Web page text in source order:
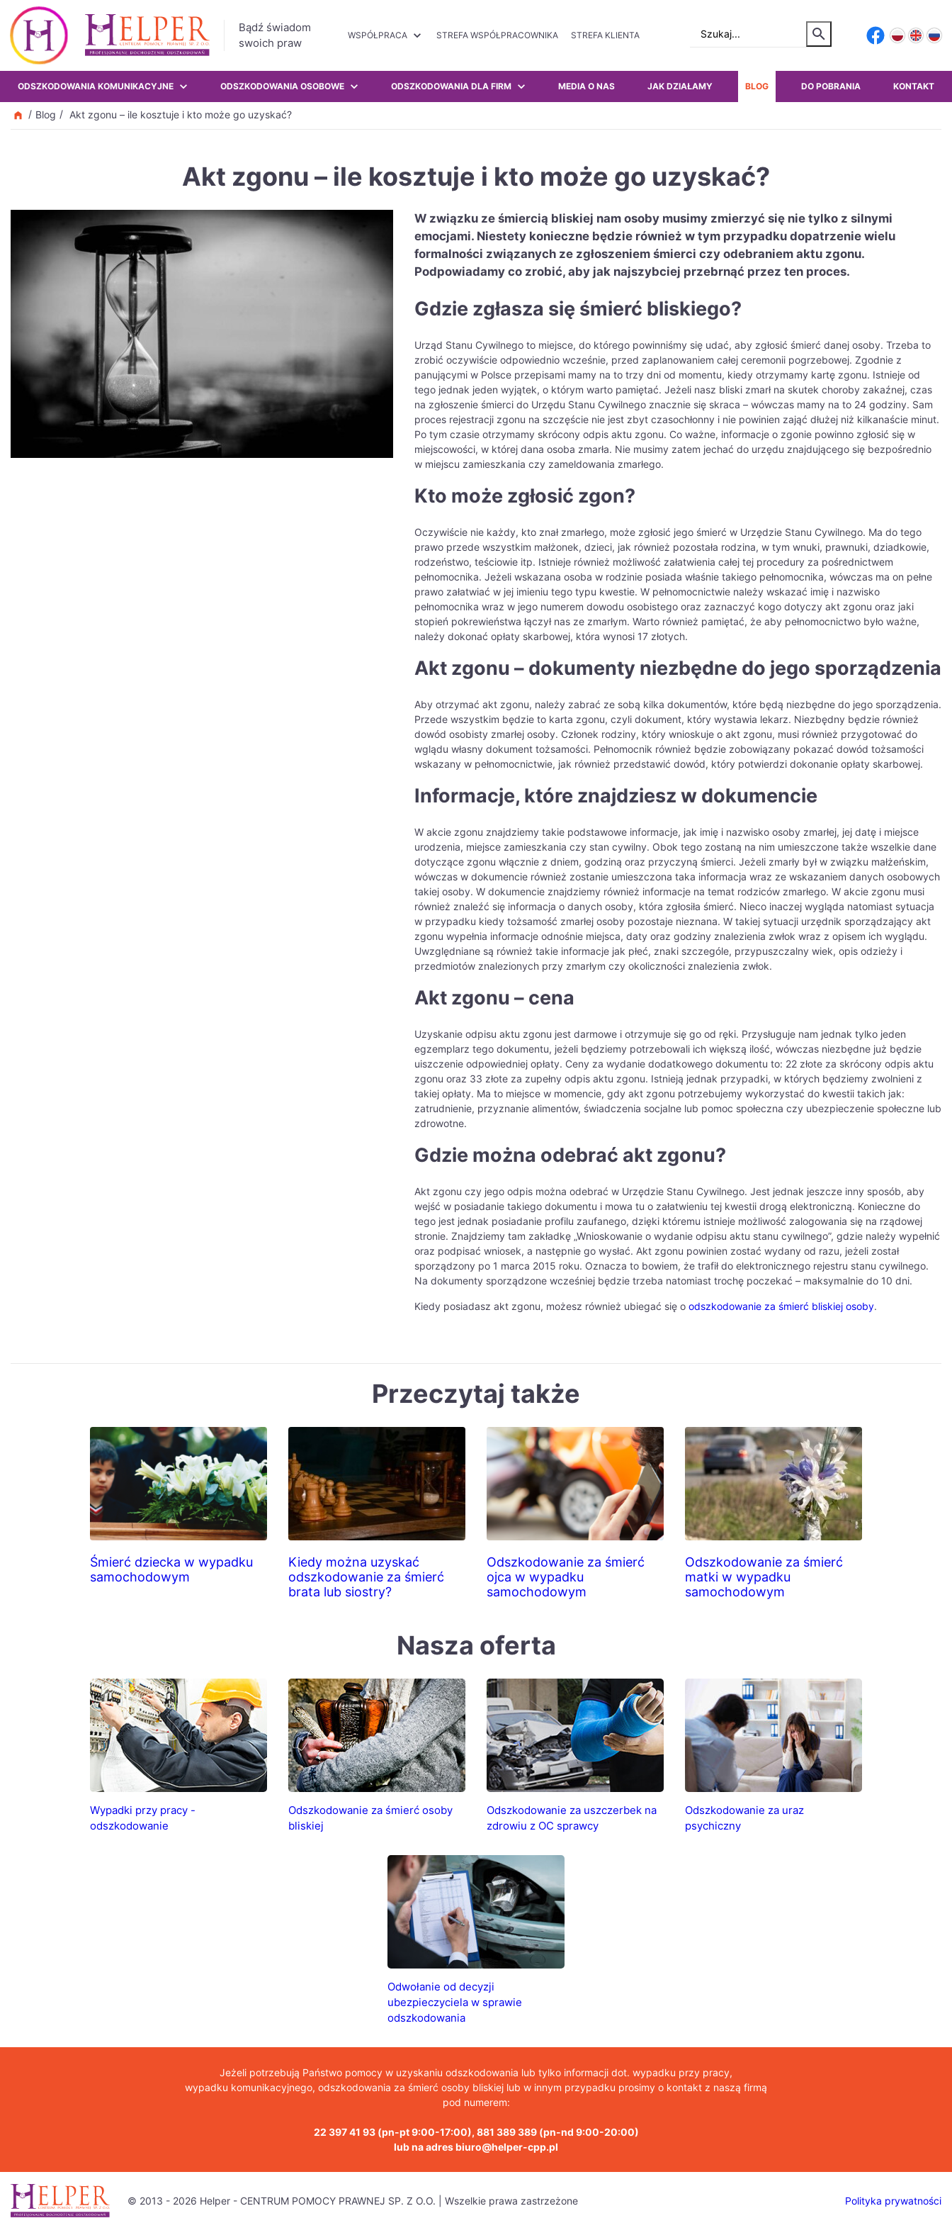
Bądź świadom
swoich praw
ODSZKODOWANIA KOMUNIKACYJNE ODSZKODOWANIA OSOBOWE ODSZKODOWANIA DLA FIRM MEDIA O NAS JAK DZIAŁAMY BLOG DO POBRANIA KONTAKT
WSPÓŁPRACA STREFA WSPÓŁPRACOWNIKA STREFA KLIENTA
Blog Akt zgonu – ile kosztuje i kto może go uzyskać?
Akt zgonu – ile kosztuje i kto może go uzyskać?
W związku ze śmiercią bliskiej nam osoby musimy zmierzyć się nie tylko z silnymi
emocjami. Niestety konieczne będzie również w tym przypadku dopatrzenie wielu
formalności związanych ze zgłoszeniem śmierci czy odebraniem aktu zgonu.
Podpowiadamy co zrobić, aby jak najszybciej przebrnąć przez ten proces.
Gdzie zgłasza się śmierć bliskiego?
Urząd Stanu Cywilnego to miejsce, do którego powinniśmy się udać, aby zgłosić śmierć danej osoby. Trzeba to
zrobić oczywiście odpowiednio wcześnie, przed zaplanowaniem całej ceremonii pogrzebowej. Zgodnie z
panującymi w Polsce przepisami mamy na to trzy dni od momentu, kiedy otrzymamy kartę zgonu. Istnieje od
tego jednak jeden wyjątek, o którym warto pamiętać. Jeżeli nasz bliski zmarł na skutek choroby zakaźnej, czas
na zgłoszenie śmierci do Urzędu Stanu Cywilnego znacznie się skraca – wówczas mamy na to 24 godziny. Sam
proces rejestracji zgonu na szczęście nie jest zbyt czasochłonny i nie powinien zająć dłużej niż kilkanaście minut.
Po tym czasie otrzymamy skrócony odpis aktu zgonu. Co ważne, informacje o zgonie powinno zgłosić się w
miejscowości, w której dana osoba zmarła. Nie musimy zatem jechać do urzędu znajdującego się bezpośrednio
w miejscu zamieszkania czy zameldowania zmarłego.
Kto może zgłosić zgon?
Oczywiście nie każdy, kto znał zmarłego, może zgłosić jego śmierć w Urzędzie Stanu Cywilnego. Ma do tego
prawo przede wszystkim małżonek, dzieci, jak również pozostała rodzina, w tym wnuki, prawnuki, dziadkowie,
rodzeństwo, teściowie itp. Istnieje również możliwość załatwienia całej tej procedury za pośrednictwem
pełnomocnika. Jeżeli wskazana osoba w rodzinie posiada właśnie takiego pełnomocnika, wówczas ma on pełne
prawo załatwiać w jej imieniu tego typu kwestie. W pełnomocnictwie należy wskazać imię i nazwisko
pełnomocnika wraz w jego numerem dowodu osobistego oraz zaznaczyć kogo dotyczy akt zgonu oraz jaki
stopień pokrewieństwa łączył nas ze zmarłym. Warto również pamiętać, że aby pełnomocnictwo było ważne,
należy dokonać opłaty skarbowej, która wynosi 17 złotych.
Akt zgonu – dokumenty niezbędne do jego sporządzenia
Aby otrzymać akt zgonu, należy zabrać ze sobą kilka dokumentów, które będą niezbędne do jego sporządzenia.
Przede wszystkim będzie to karta zgonu, czyli dokument, który wystawia lekarz. Niezbędny będzie również
dowód osobisty zmarłej osoby. Członek rodziny, który wnioskuje o akt zgonu, musi również przygotować do
wglądu własny dokument tożsamości. Pełnomocnik również będzie zobowiązany pokazać dowód tożsamości
wskazany w pełnomocnictwie, jak również przedstawić dowód, który potwierdzi dokonanie opłaty skarbowej.
Informacje, które znajdziesz w dokumencie
W akcie zgonu znajdziemy takie podstawowe informacje, jak imię i nazwisko osoby zmarłej, jej datę i miejsce
urodzenia, miejsce zamieszkania czy stan cywilny. Obok tego zostaną na nim umieszczone także wszelkie dane
dotyczące zgonu włącznie z dniem, godziną oraz przyczyną śmierci. Jeżeli zmarły był w związku małżeńskim,
wówczas w dokumencie również zostanie umieszczona taka informacja wraz ze wskazaniem danych osobowych
takiej osoby. W dokumencie znajdziemy również informacje na temat rodziców zmarłego. W akcie zgonu musi
również znaleźć się informacja o danych osoby, która zgłosiła śmierć. Nieco inaczej wygląda natomiast sytuacja
w przypadku kiedy tożsamość zmarłej osoby pozostaje nieznana. W takiej sytuacji urzędnik sporządzający akt
zgonu wypełnia informacje odnośnie miejsca, daty oraz godziny znalezienia zwłok wraz z opisem ich wyglądu.
Uwzględniane są również takie informacje jak płeć, znaki szczególe, przypuszczalny wiek, opis odzieży i
przedmiotów znalezionych przy zmarłym czy okoliczności znalezienia zwłok.
Akt zgonu – cena
Uzyskanie odpisu aktu zgonu jest darmowe i otrzymuje się go od ręki. Przysługuje nam jednak tylko jeden
egzemplarz tego dokumentu, jeżeli będziemy potrzebowali ich większą ilość, wówczas niezbędne już będzie
uiszczenie odpowiedniej opłaty. Ceny za wydanie dodatkowego dokumentu to: 22 złote za skrócony odpis aktu
zgonu oraz 33 złote za zupełny odpis aktu zgonu. Istnieją jednak przypadki, w których będziemy zwolnieni z
takiej opłaty. Ma to miejsce w momencie, gdy akt zgonu potrzebujemy wykorzystać do kwestii takich jak:
zatrudnienie, przyznanie alimentów, świadczenia socjalne lub pomoc społeczna czy ubezpieczenie społeczne lub
zdrowotne.
Gdzie można odebrać akt zgonu?
Akt zgonu czy jego odpis można odebrać w Urzędzie Stanu Cywilnego. Jest jednak jeszcze inny sposób, aby
wejść w posiadanie takiego dokumentu i mowa tu o załatwieniu tej kwestii drogą elektroniczną. Konieczne do
tego jest jednak posiadanie profilu zaufanego, dzięki któremu istnieje możliwość zalogowania się na rządowej
stronie. Znajdziemy tam zakładkę „Wnioskowanie o wydanie odpisu aktu stanu cywilnego”, gdzie należy wypełnić
oraz podpisać wniosek, a następnie go wysłać. Akt zgonu powinien zostać wydany od razu, jeżeli został
sporządzony po 1 marca 2015 roku. Oznacza to bowiem, że trafił do elektronicznego rejestru stanu cywilnego.
Na dokumenty sporządzone wcześniej będzie trzeba natomiast trochę poczekać – maksymalnie do 10 dni.
Kiedy posiadasz akt zgonu, możesz również ubiegać się o odszkodowanie za śmierć bliskiej osoby.
Przeczytaj także
Śmierć dziecka w wypadku
samochodowym
Kiedy można uzyskać
odszkodowanie za śmierć
brata lub siostry?
Odszkodowanie za śmierć
ojca w wypadku
samochodowym
Odszkodowanie za śmierć
matki w wypadku
samochodowym
Nasza oferta
Wypadki przy pracy -
odszkodowanie
Odszkodowanie za śmierć osoby
bliskiej
Odszkodowanie za uszczerbek na
zdrowiu z OC sprawcy
Odszkodowanie za uraz
psychiczny
Odwołanie od decyzji
ubezpieczyciela w sprawie
odszkodowania
Jeżeli potrzebują Państwo pomocy w uzyskaniu odszkodowania lub tylko informacji dot. wypadku przy pracy,
wypadku komunikacyjnego, odszkodowania za śmierć osoby bliskiej lub w innym przypadku prosimy o kontakt z naszą firmą
pod numerem:
22 397 41 93(pn-pt 9:00-17:00), 881 389 389(pn-nd 9:00-20:00)
lub na adresbiuro@helper-cpp.pl
© 2013 - 2026 Helper - CENTRUM POMOCY PRAWNEJ SP. Z O.O. | Wszelkie prawa zastrzeżone Polityka prywatności